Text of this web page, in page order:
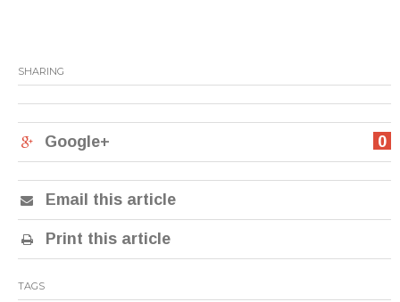
SHARING
0
Google+
Email this article
Print this article
TAGS